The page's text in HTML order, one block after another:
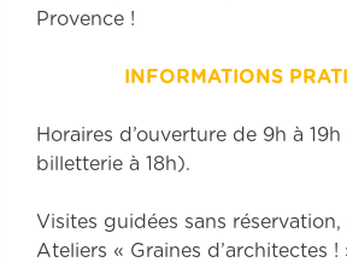
Provence !
INFORMATIONS
Horaires d’ouverture de 9h à
billetterie à 18h).
Visites guidées sans réservation,
Ateliers « Graines d’architectes !